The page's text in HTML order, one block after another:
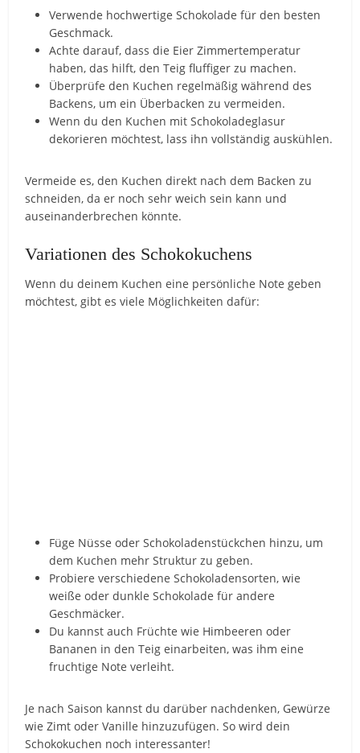
Verwende hochwertige Schokolade für den besten
Geschmack.
Achte darauf, dass die Eier Zimmertemperatur
haben, das hilft, den Teig fluffiger zu machen.
Überprüfe den Kuchen regelmäßig während des
Backens, um ein Überbacken zu vermeiden.
Wenn du den Kuchen mit Schokoladeglasur
dekorieren möchtest, lass ihn vollständig auskühlen.
Vermeide es, den Kuchen direkt nach dem Backen zu
schneiden, da er noch sehr weich sein kann und
auseinanderbrechen könnte.
Variationen des Schokokuchens
Wenn du deinem Kuchen eine persönliche Note geben
möchtest, gibt es viele Möglichkeiten dafür:
Füge Nüsse oder Schokoladenstückchen hinzu, um
dem Kuchen mehr Struktur zu geben.
Probiere verschiedene Schokoladensorten, wie
weiße oder dunkle Schokolade für andere
Geschmäcker.
Du kannst auch Früchte wie Himbeeren oder
Bananen in den Teig einarbeiten, was ihm eine
fruchtige Note verleiht.
Je nach Saison kannst du darüber nachdenken, Gewürze
wie Zimt oder Vanille hinzuzufügen. So wird dein
Schokokuchen noch interessanter!